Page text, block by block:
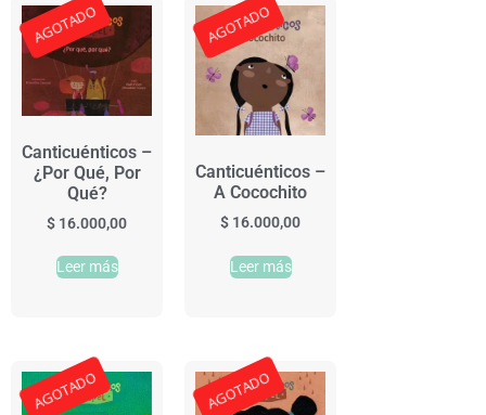
AGOTADO
Canticuénticos –
¿Por Qué, Por
Qué?
$ 16.000,00
Leer más
AGOTADO
Canticuénticos –
A Cocochito
$ 16.000,00
Leer más
AGOTADO AGOTADO